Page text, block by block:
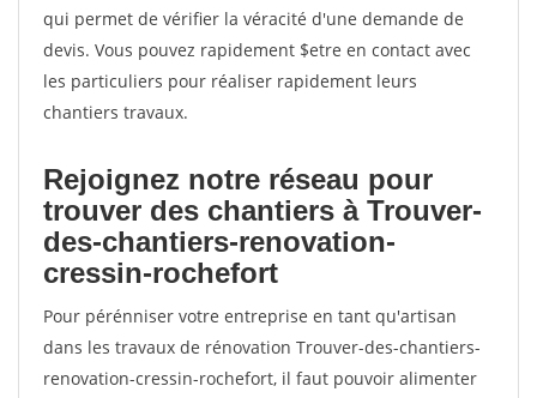
qui permet de vérifier la véracité d'une demande de
devis. Vous pouvez rapidement $etre en contact avec
les particuliers pour réaliser rapidement leurs
chantiers travaux.
Rejoignez notre réseau pour
trouver des chantiers à Trouver-
des-chantiers-renovation-
cressin-rochefort
Pour pérénniser votre entreprise en tant qu'artisan
dans les travaux de rénovation Trouver-des-chantiers-
renovation-cressin-rochefort, il faut pouvoir alimenter